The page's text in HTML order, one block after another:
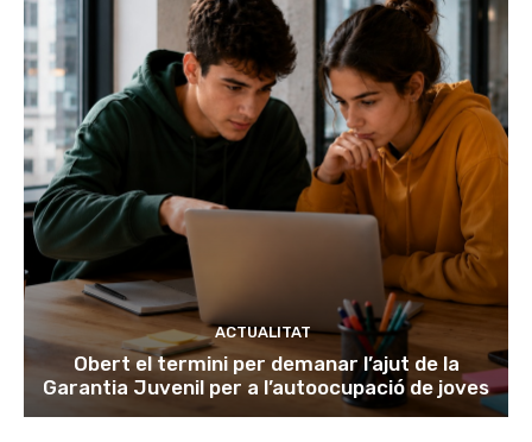
ACTUALITAT
Obert el termini per demanar l’ajut de la
Garantia Juvenil per a l’autoocupació de joves